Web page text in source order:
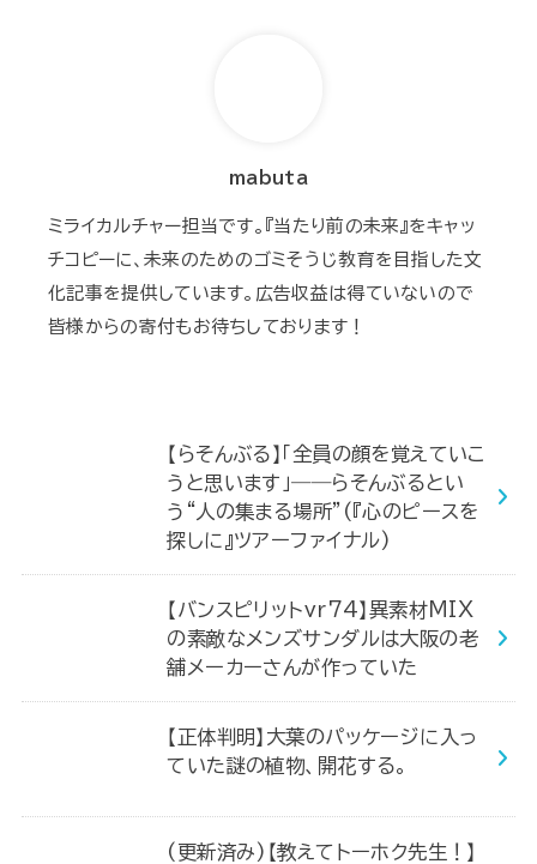
mabuta
ミライカルチャー担当です。『当たり前の未来』をキャッ
チコピーに、未来のためのゴミそうじ教育を目指した文
化記事を提供しています。広告収益は得ていないので
皆様からの寄付もお待ちしております！
【らそんぶる】「全員の顔を覚えていこ
うと思います」――らそんぶるとい
う“人の集まる場所”(『心のピースを
探しに』ツアーファイナル)
【バンスピリットvr74】異素材MIX
の素敵なメンズサンダルは大阪の老
舗メーカーさんが作っていた
【正体判明】大葉のパッケージに入っ
ていた謎の植物、開花する。
(更新済み)【教えてトーホク先生！】